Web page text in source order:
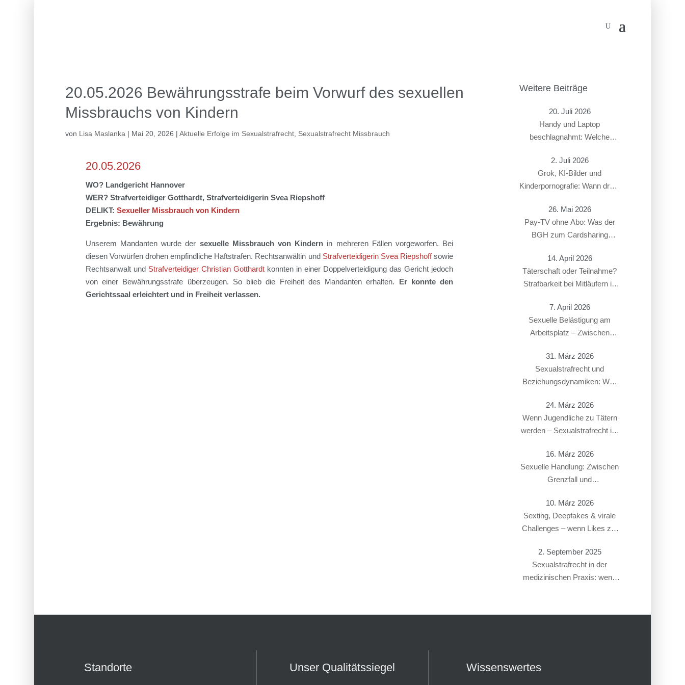
20.05.2026 Bewährungsstrafe beim Vorwurf des sexuellen
Missbrauchs von Kindern
von Lisa Maslanka| Mai 20, 2026 | Aktuelle Erfolge im Sexualstrafrecht, Sexualstrafrecht Missbrauch
20.05.2026
WO? Landgericht Hannover
WER? Strafverteidiger Gotthardt, Strafverteidigerin Svea Riepshoff
DELIKT: Sexueller Missbrauch von Kindern
Ergebnis: Bewährung
Unserem Mandanten wurde der sexuelle Missbrauch von Kindern in mehreren Fällen vorgeworfen. Bei
diesen Vorwürfen drohen empfindliche Haftstrafen. Rechtsanwältin und Strafverteidigerin Svea Riepshoffsowie
Rechtsanwalt und Strafverteidiger Christian Gotthardtkonnten in einer Doppelverteidigung das Gericht jedoch
von einer Bewährungsstrafe überzeugen. So blieb die Freiheit des Mandanten erhalten. Er konnte den
Gerichtssaal erleichtert und in Freiheit verlassen.
Weitere Beiträge
20. Juli 2026
Handy und Laptop
beschlagnahmt: Welche
2. Juli 2026
Grok, KI-Bilder und
Kinderpornografie: Wann droht
26. Mai 2026
Pay-TV ohne Abo: Was der
BGH zum Cardsharing
14. April 2026
Täterschaft oder Teilnahme?
Strafbarkeit bei Mitläufern in
7. April 2026
Sexuelle Belästigung am
Arbeitsplatz – Zwischen
Überschneidung von § 184i
StGB mit arbeitsrechtlichen
Konsequenzen
31. März 2026
Sexualstrafrecht und
Beziehungsdynamiken: Was
oder in offenen Beziehungen?
24. März 2026
Wenn Jugendliche zu Tätern
werden – Sexualstrafrecht im
16. März 2026
Sexuelle Handlung: Zwischen
Grenzfall und
10. März 2026
Sexting, Deepfakes & virale
Challenges – wenn Likes zur
2. September 2025
Sexualstrafrecht in der
medizinischen Praxis: wenn
werden
Standorte Unser Qualitätssiegel Wissenswertes